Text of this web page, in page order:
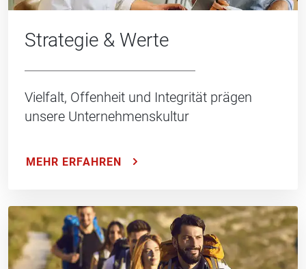
Strategie & Werte
Vielfalt, Offenheit und Integrität prägen
unsere Unternehmenskultur
MEHR ERFAHREN